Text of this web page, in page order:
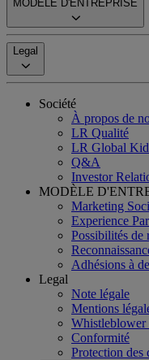
MODÈLE D'ENTREPRISE
Legal
Société
À propos de
LR Qualité
LR Global
Q&A
Investor
MODÈLE
Marketing
Experience
Possibilités de
Adhésions à
Legal
Note légale
Mentions
Whistleblower
Conformité
Protection des